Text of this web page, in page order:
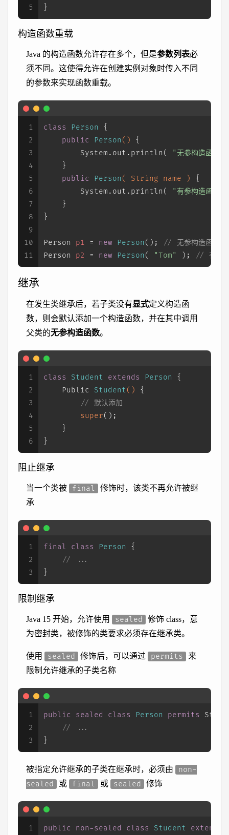
5 }
构造函数重载
Java 的构造函数允许存在多个，但是参数列表必
须不同。这使得允许在创建实例对象时传入不同
的参数来实现函数重载。
1
2
3
4
5
6
7
8
9
10
11
class Person
{
public
Person ()
{
        System.out.println(
"无参构造函数"
    }
public
Person ( String name )
{
        System.out.println(
"有参构造函数"
    }
}
Person p1 = new Person ();
// 无参构造函数
Person
p2 = new Person ( "Tom" ); // 有参
继承
在发生类继承后，若子类没有显式定义构造函
数，则会默认添加一个构造函数，并在其中调用
父类的无参构造函数。
1
2
3
4
5
6
class Student extends Person
{
    Public
Student ()
{
// 默认添加
super();
    }
}
阻止继承
当一个类被 final
修饰时，该类不再允许被继
承
1
2
3
final class Person
{
// ...
}
限制继承
Java 15 开始，允许使用 sealed
修饰 class，意
为密封类，被修饰的类要求必须存在继承类。
使用 sealed 修饰后，可以通过 permits
来
限制允许继承的子类名称
1
2
3
public sealed class Person permits
// ...
}
被指定允许继承的子类在继承时，必须由
non-
sealed
或 final 或 sealed 修饰
1
public non-sealed class Student extends